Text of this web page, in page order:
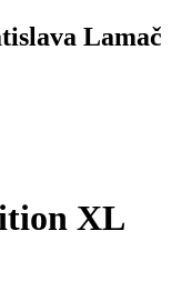
Lamač
XL